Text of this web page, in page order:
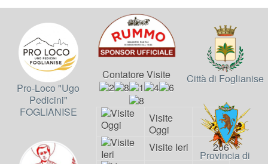
Pro-Loco "Ugo
Pedicini"
FOGLIANISE
Contatore Visite
Visite
Oggi
107
Visite Ieri 206
Città di Foglianise
Provincia di